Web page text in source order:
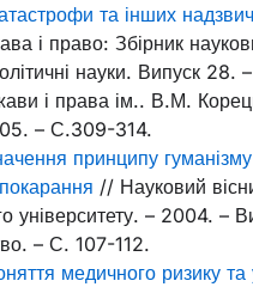
та інших
і право: Збірник
науки. Випуск 28.
і права ім.. В.М.
– С.309-314.
принципу
// Науковий
університету. – 2004. –
– С. 107-112.
медичного ризику